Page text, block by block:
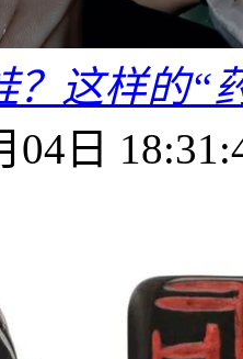
？这样的“
04日